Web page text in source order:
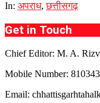
In: अपराध,छत्तीसगढ़
Get in Touch
Chief Editor: M. A.
Mobile Number:
Email: